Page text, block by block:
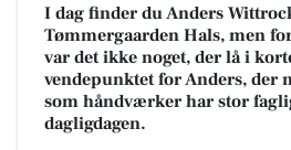
I dag finder du Anders
Tømmergaarden Hals, men
var det ikke noget, der lå i
vendepunktet for Anders, der
som håndværker har stor
dagligdagen.